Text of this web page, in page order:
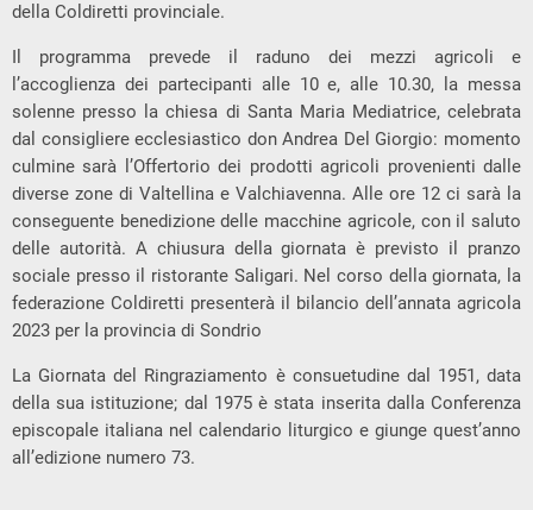
della Coldiretti provinciale.
Il programma prevede il raduno dei mezzi agricoli e
l’accoglienza dei partecipanti alle 10 e, alle 10.30, la messa
solenne presso la chiesa di Santa Maria Mediatrice, celebrata
dal consigliere ecclesiastico don Andrea Del Giorgio: momento
culmine sarà l’Offertorio dei prodotti agricoli provenienti dalle
diverse zone di Valtellina e Valchiavenna. Alle ore 12 ci sarà la
conseguente benedizione delle macchine agricole, con il saluto
delle autorità. A chiusura della giornata è previsto il pranzo
sociale presso il ristorante Saligari. Nel corso della giornata, la
federazione Coldiretti presenterà il bilancio dell’annata agricola
2023 per la provincia di Sondrio
La Giornata del Ringraziamento è consuetudine dal 1951, data
della sua istituzione; dal 1975 è stata inserita dalla Conferenza
episcopale italiana nel calendario liturgico e giunge quest’anno
all’edizione numero 73.